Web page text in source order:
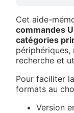
Cet aide-
commandes
catégories
recherche et
Pour faciliter
formats au
Version